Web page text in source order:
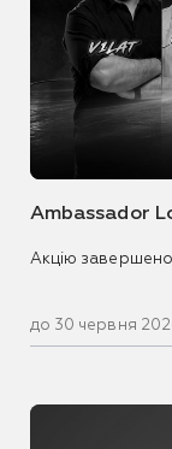
Ambassador
Акцію
до 30 червня